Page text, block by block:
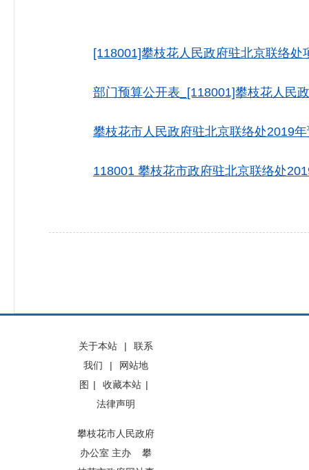
[118001]攀枝花人民政府驻北京联络处
部门预算公开表_[118001]攀枝花人民
攀枝花市人民政府驻北京联络处2019
118001 攀枝花市政府驻北京联络处
关于本站 |
联系
我们
|
网站地
图 | 收藏本站 |
法律声明
攀枝花市人民政府
办公室 主办 攀